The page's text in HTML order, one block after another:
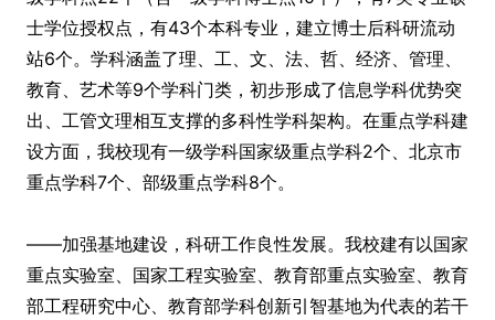
士学位授权点，有43个本科专业，建立博士后科研流动
站6个。学科涵盖了理、工、文、法、哲、经济、管理、
教育、艺术等9个学科门类，初步形成了信息学科优势突
出、工管文理相互支撑的多科性学科架构。在重点学科建
设方面，我校现有一级学科国家级重点学科2个、北京市
重点学科7个、部级重点学科8个。
——加强基地建设，科研工作良性发展。我校建有以国家
重点实验室、国家工程实验室、教育部重点实验室、教育
部工程研究中心、教育部学科创新引智基地为代表的若干